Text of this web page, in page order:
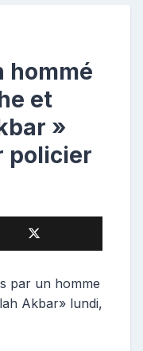
hommé
et
»
policier
par un homme
Akbar» lundi,